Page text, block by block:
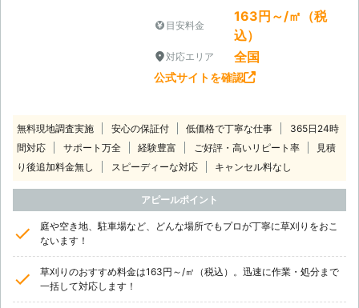
目安料金
163円～/㎡（税
込）
対応エリア 全国
公式サイトを確認
無料現地調査実施 安心の保証付 低価格で丁寧な仕事
365日24時
間対応
サポート万全 経験豊富 ご好評・高いリピート率
見積
り後追加料金無し
スピーディーな対応 キャンセル料なし
アピールポイント
庭や空き地、駐車場など、どんな場所でもプロが丁寧に草刈りをおこ
ないます！
草刈りのおすすめ料金は163円～/㎡（税込）。迅速に作業・処分まで
一括して対応します！